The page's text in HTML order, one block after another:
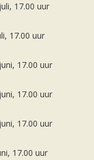
17.00 uur
17.00 uur
17.00 uur
17.00 uur
17.00 uur
17.00 uur